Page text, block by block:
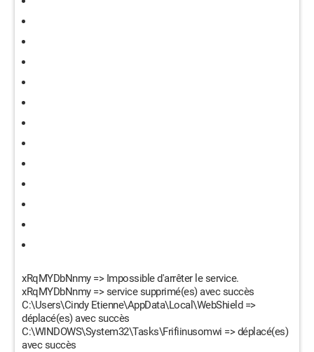
xRqMYDbNnmy => Impossible d'arrêter le service.
xRqMYDbNnmy => service supprimé(es) avec succès
C:\Users\Cindy Etienne\AppData\Local\WebShield =>
déplacé(es) avec succès
C:\WINDOWS\System32\Tasks\Frifiinusomwi => déplacé(es)
avec succès